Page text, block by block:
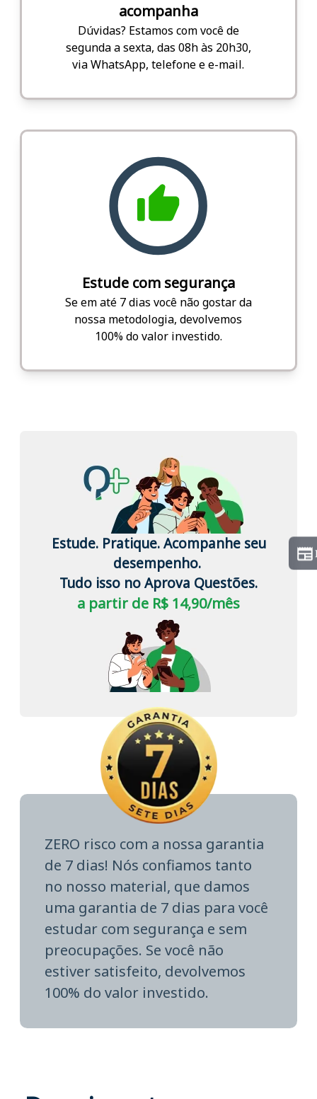
acompanha
Dúvidas? Estamos com você de
segunda a sexta, das 08h às 20h30,
via WhatsApp, telefone e e-mail.
Estude com segurança
Se em até 7 dias você não gostar da
nossa metodologia, devolvemos
100% do valor investido.
Estude. Pratique. Acompanhe seu
desempenho.
Tudo isso no Aprova Questões.
a partir de R$ 14,90/mês
ZERO risco com a nossa garantia
de 7 dias! Nós confiamos tanto
no nosso material, que damos
uma garantia de 7 dias para você
estudar com segurança e sem
preocupações. Se você não
estiver satisfeito, devolvemos
100% do valor investido.